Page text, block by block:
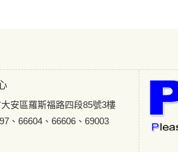
安區羅斯福路四段85號3樓
、66604、66606、69003